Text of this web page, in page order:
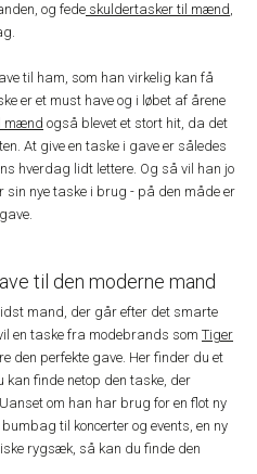
og fede skuldertasker til mænd,
til ham, som han virkelig kan få
er et must have og i løbet af årene
mænd også blevet et stort hit, da det
At give en taske i gave er således
hverdag lidt lettere. Og så vil han jo
nye taske i brug - på den måde er
til den moderne mand
mand, der går efter det smarte
en taske fra modebrands som Tiger
den perfekte gave. Her finder du et
finde netop den taske, der
om han har brug for en flot ny
til koncerter og events, en ny
rygsæk, så kan du finde den